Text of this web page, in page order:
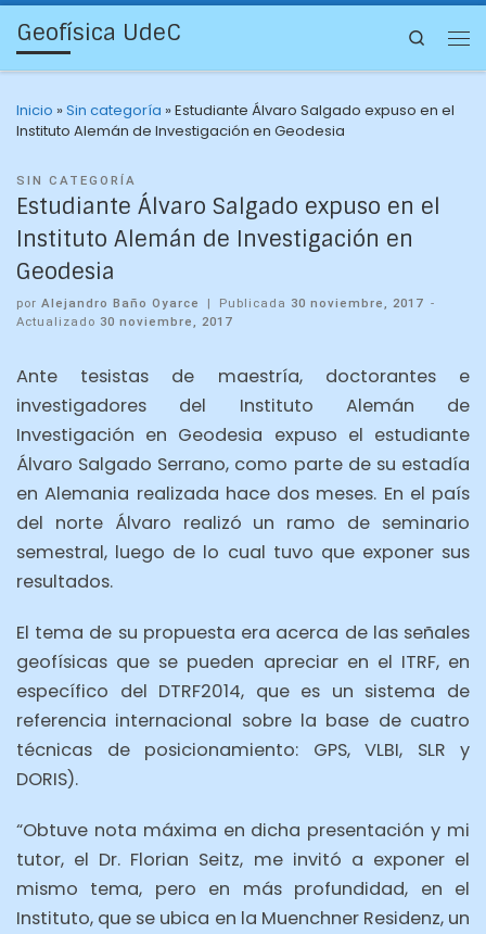
Geofísica UdeC Search
Inicio »Sin categoría »Estudiante Álvaro Salgado expuso en el
Instituto Alemán de Investigación en Geodesia
SIN CATEGORÍA
Estudiante Álvaro Salgado expuso en el
Instituto Alemán de Investigación en
Geodesia
por Alejandro Baño Oyarce | Publicada 30 noviembre, 2017 -
Actualizado 30 noviembre, 2017
Ante tesistas de maestría, doctorantes e
investigadores del Instituto Alemán de
Investigación en Geodesia expuso el estudiante
Álvaro Salgado Serrano, como parte de su estadía
en Alemania realizada hace dos meses. En el país
del norte Álvaro realizó un ramo de seminario
semestral, luego de lo cual tuvo que exponer sus
resultados.
El tema de su propuesta era acerca de las señales
geofísicas que se pueden apreciar en el ITRF, en
específico del DTRF2014, que es un sistema de
referencia internacional sobre la base de cuatro
técnicas de posicionamiento: GPS, VLBI, SLR y
DORIS).
“Obtuve nota máxima en dicha presentación y mi
tutor, el Dr. Florian Seitz, me invitó a exponer el
mismo tema, pero en más profundidad, en el
Instituto, que se ubica en la Muenchner Residenz, un